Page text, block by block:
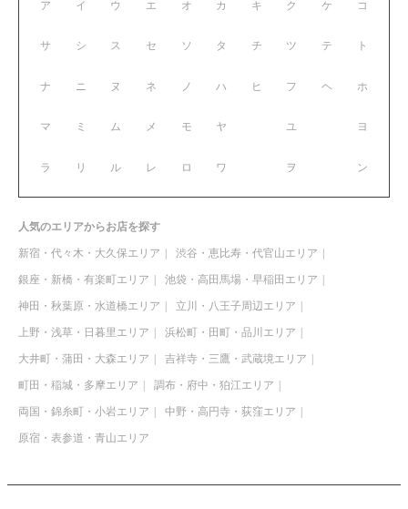
ア イ ウ エ オ
サ シ ス セ ソ
ナ ニ ヌ ネ ノ
マ ミ ム メ モ
ラ リ ル レ ロ
カ キ ク ケ コ
タ チ ツ テ ト
ハ ヒ フ ヘ ホ
ヤ ユ ヨ
ワ ヲ ン
人気のエリアからお店を探す
新宿・代々木・大久保エリア 渋谷・恵比寿・代官山エリア
銀座・新橋・有楽町エリア 池袋・高田馬場・早稲田エリア
神田・秋葉原・水道橋エリア 立川・八王子周辺エリア
上野・浅草・日暮里エリア 浜松町・田町・品川エリア
大井町・蒲田・大森エリア 吉祥寺・三鷹・武蔵境エリア
町田・稲城・多摩エリア 調布・府中・狛江エリア
両国・錦糸町・小岩エリア 中野・高円寺・荻窪エリア
原宿・表参道・青山エリア